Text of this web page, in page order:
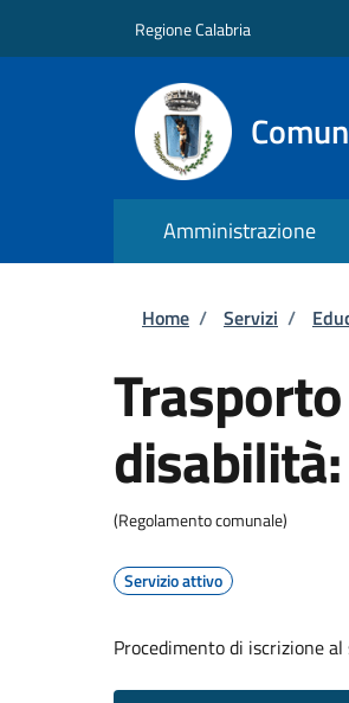
Regione Calabria
Amministrazione
Briciole
Home / Servizi /
(Regolamento comunale)
Servizio attivo
Procedimento di iscrizione